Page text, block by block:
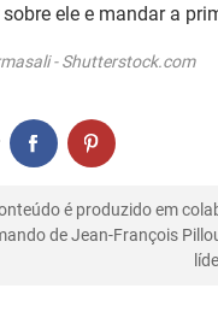
ele e mandar a
- Shutterstock.com
é produzido em
de Jean-François